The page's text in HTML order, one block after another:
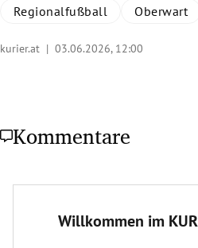
Regionalfußball Oberwart
kurier.at | 03.06.2026, 12:00
Kommentare